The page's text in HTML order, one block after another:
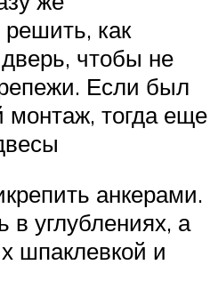
как
чтобы не
Если был
тогда еще
анкерами.
в углублениях, а
шпаклевкой и